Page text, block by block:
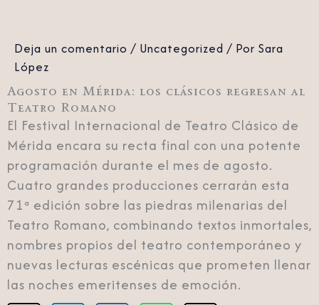
Deja un comentario / Uncategorized / Por Sara
López
Agosto en Mérida: los clásicos regresan al
Teatro Romano
El Festival Internacional de Teatro Clásico de
Mérida encara su recta final con una potente
programación durante el mes de agosto.
Cuatro grandes producciones cerrarán esta
71ª edición sobre las piedras milenarias del
Teatro Romano, combinando textos inmortales,
nombres propios del teatro contemporáneo y
nuevas lecturas escénicas que prometen llenar
las noches emeritenses de emoción.